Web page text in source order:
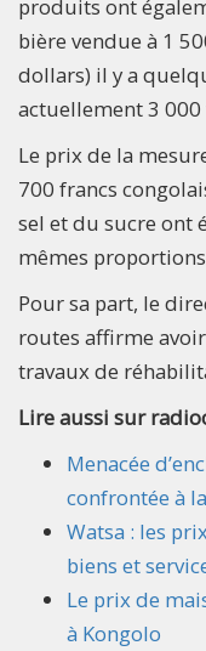
produits ont
bière vendue à 1
dollars) il y a
actuellement 3
Le prix de la
700 francs
sel et du sucre ont
mêmes
Pour sa part, le
routes affirme
travaux de
Lire aussi sur
Menacée
confrontée à
Watsa : les
biens et
Le prix de
à Kongolo